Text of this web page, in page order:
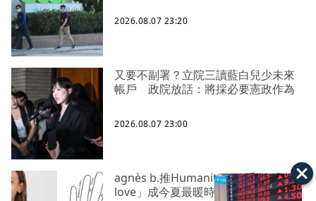
2026.08.07 23:20
又要不副署？立院三讀藍白兒少未來
帳戶 政院放話：將採必要憲政作為
2026.08.07 23:00
agnès b.推Humanitarian系列 「give
love」成今夏最暖時尚宣言